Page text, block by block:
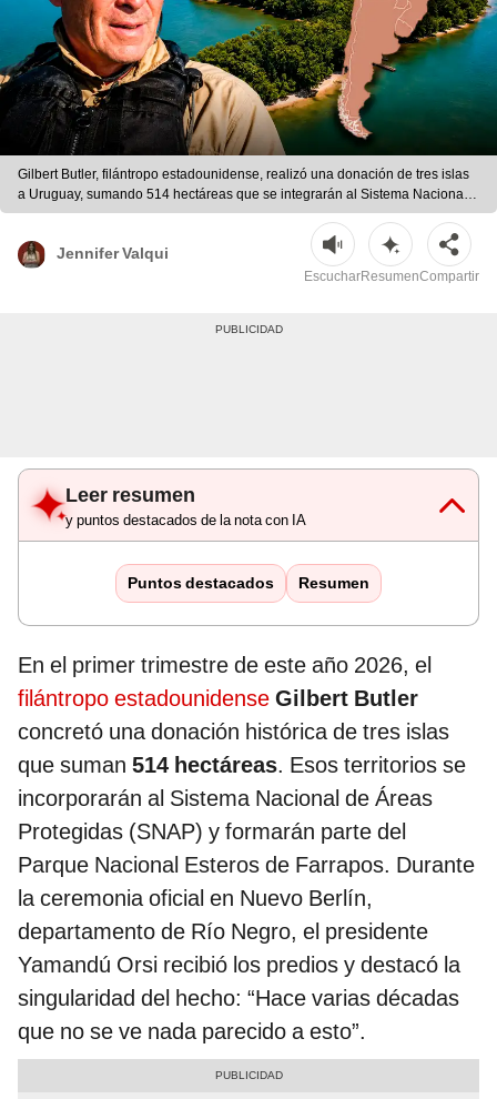
Gilbert Butler, filántropo estadounidense, realizó una donación de tres islas
a Uruguay, sumando 514 hectáreas que se integrarán al Sistema Nacional
de Áreas Protegidas. | Composición LR/AFP/ChatGPT/Freepik
Jennifer Valqui
EscucharResumenCompartir
Leer resumen
y puntos destacados de la nota con IA
Puntos destacados Resumen
En el primer trimestre de este año 2026, el
filántropo estadounidense Gilbert Butler
concretó una donación histórica de tres islas
que suman 514 hectáreas. Esos territorios se
incorporarán al Sistema Nacional de Áreas
Protegidas (SNAP) y formarán parte del
Parque Nacional Esteros de Farrapos. Durante
la ceremonia oficial en Nuevo Berlín,
departamento de Río Negro, el presidente
Yamandú Orsi recibió los predios y destacó la
singularidad del hecho: “Hace varias décadas
que no se ve nada parecido a esto”.